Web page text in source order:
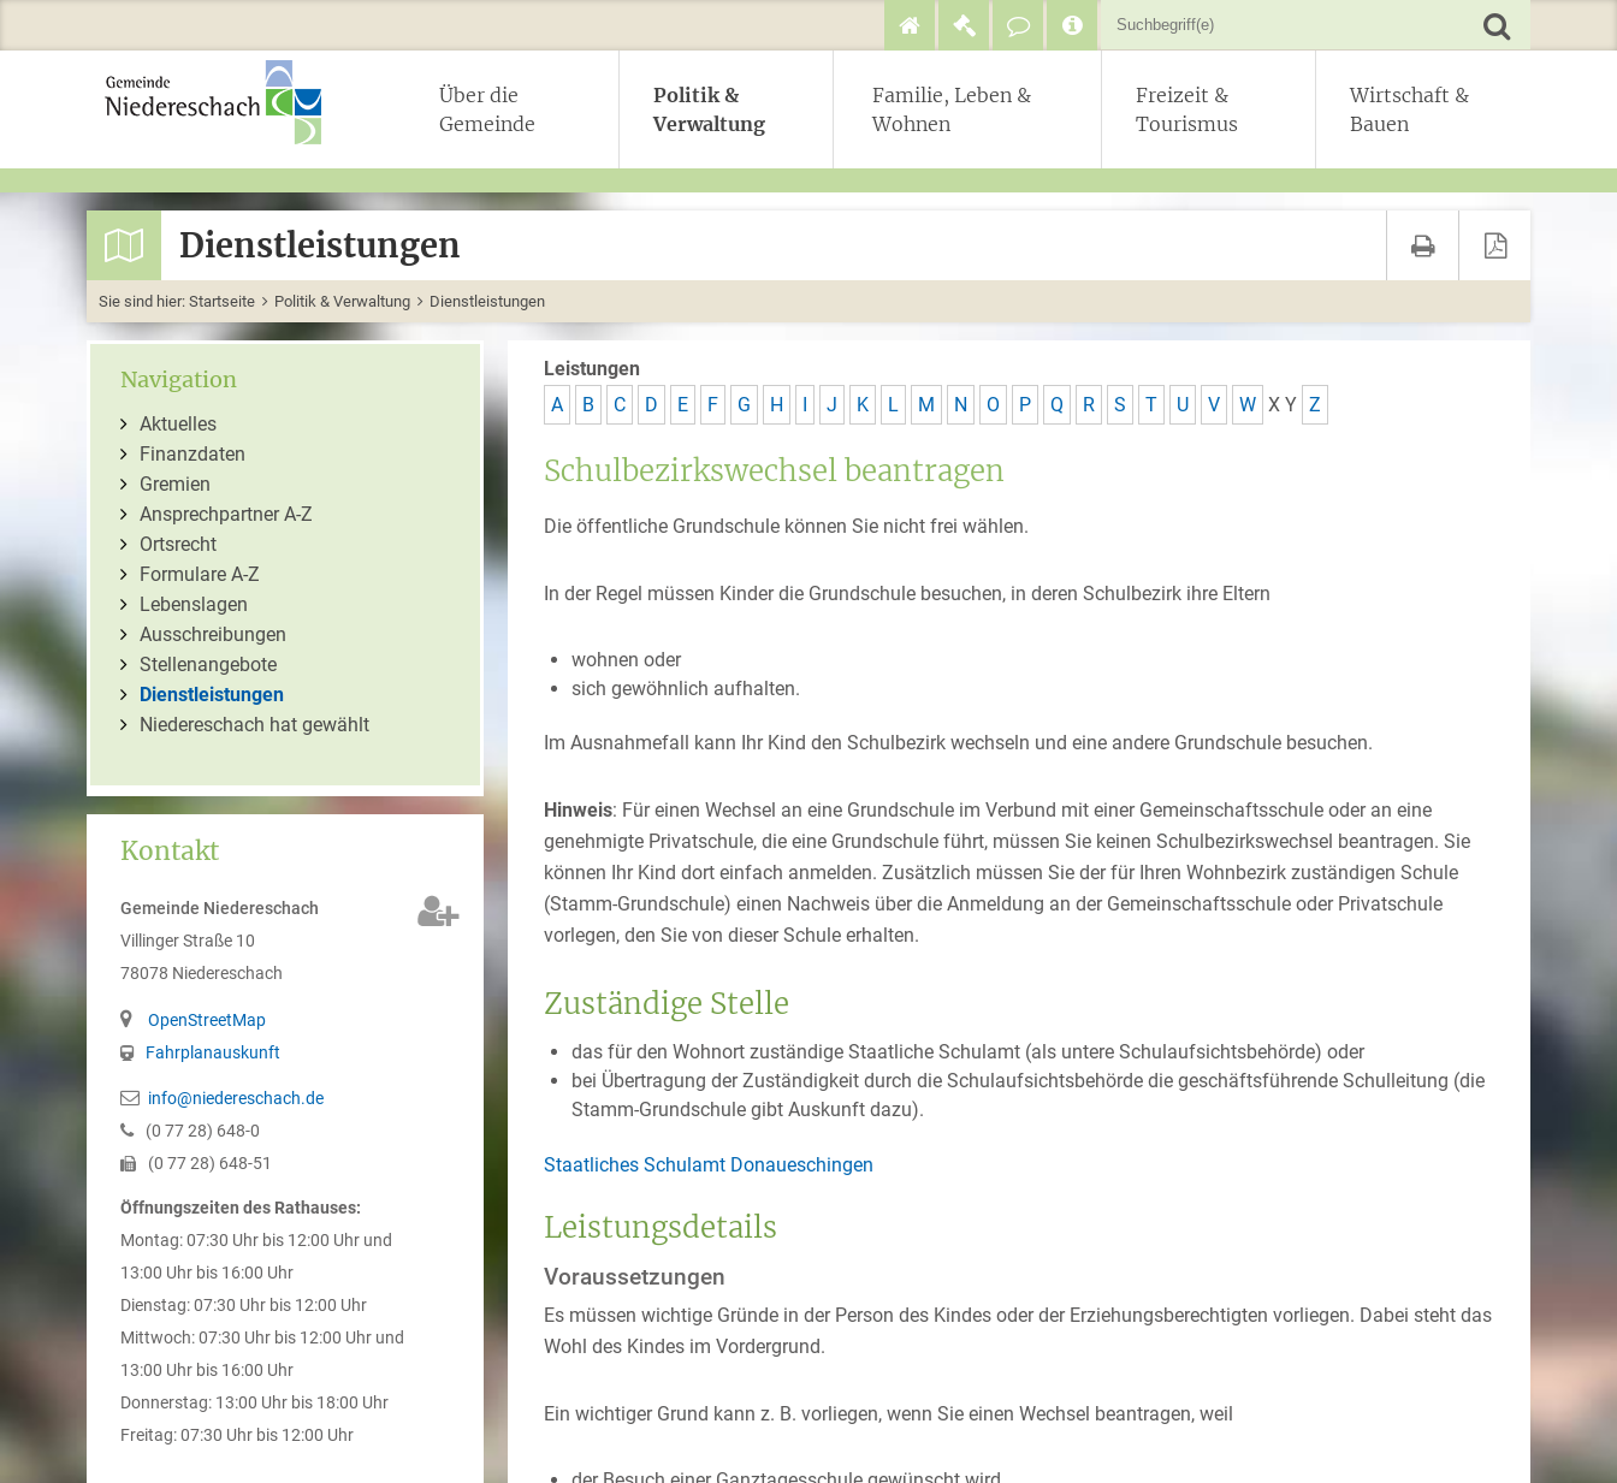
Über die
Gemeinde
Politik &
Verwaltung
Familie, Leben &
Wohnen
Freizeit &
Tourismus
Wirtschaft &
Bauen
Dienstleistungen
Sie sind hier: Startseite Politik & Verwaltung Dienstleistungen
Navigation
Aktuelles
Finanzdaten
Gremien
Ansprechpartner A-Z
Ortsrecht
Formulare A-Z
Lebenslagen
Ausschreibungen
Stellenangebote
Dienstleistungen
Niedereschach hat gewählt
Kontakt
Gemeinde Niedereschach
Villinger Straße 10
78078 Niedereschach
OpenStreetMap
Fahrplanauskunft
info@niedereschach.de
(0 7728) 648-0
(0 7728) 648-51
Öffnungszeiten des Rathauses:
Montag: 07:30 Uhr bis 12:00 Uhr und
13:00 Uhr bis 16:00 Uhr
Dienstag: 07:30 Uhr bis 12:00 Uhr
Mittwoch: 07:30 Uhr bis 12:00 Uhr und
13:00 Uhr bis 16:00 Uhr
Donnerstag: 13:00 Uhr bis 18:00 Uhr
Freitag: 07:30 Uhr bis 12:00 Uhr
Leistungen
A
B C D E F G H I J K L M N O P Q R S T U V W X Y Z
Schulbezirkswechsel beantragen
Die öffentliche Grundschule können Sie nicht frei wählen.
In der Regel müssen Kinder die Grundschule besuchen, in deren Schulbezirk ihre Eltern
wohnen oder
sich gewöhnlich aufhalten.
Im Ausnahmefall kann Ihr Kind den Schulbezirk wechseln und eine andere Grundschule besuchen.
Hinweis: Für einen Wechsel an eine Grundschule im Verbund mit einer Gemeinschaftsschule oder an eine
genehmigte Privatschule, die eine Grundschule führt, müssen Sie keinen Schulbezirkswechsel beantragen. Sie
können Ihr Kind dort einfach anmelden. Zusätzlich müssen Sie der für Ihren Wohnbezirk zuständigen Schule
(Stamm-Grundschule) einen Nachweis über die Anmeldung an der Gemeinschaftsschule oder Privatschule
vorlegen, den Sie von dieser Schule erhalten.
Zuständige Stelle
das für den Wohnort zuständige Staatliche Schulamt (als untere Schulaufsichtsbehörde) oder
bei Übertragung der Zuständigkeit durch die Schulaufsichtsbehörde die geschäftsführende Schulleitung (die
Stamm-Grundschule gibt Auskunft dazu).
Staatliches Schulamt Donaueschingen
Leistungsdetails
Voraussetzungen
Es müssen wichtige Gründe in der Person des Kindes oder der Erziehungsberechtigten vorliegen. Dabei steht das
Wohl des Kindes im Vordergrund.
Ein wichtiger Grund kann z. B. vorliegen, wenn Sie einen Wechsel beantragen, weil